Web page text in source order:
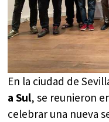
En la ciudad de
a Sul, se reunieron
celebrar una nueva